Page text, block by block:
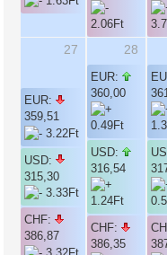
27
EUR:
359,51
USD:
315,30
CHF:
386,87
28
EUR:
360,00
USD:
316,54
CHF:
386,35